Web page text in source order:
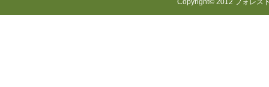
Copyright© 2012 フォレス